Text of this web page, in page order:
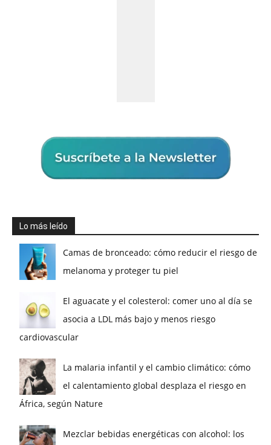
Lo más leído
Camas de bronceado: cómo reducir el riesgo de
melanoma y proteger tu piel
El aguacate y el colesterol: comer uno al día se
asocia a LDL más bajo y menos riesgo
cardiovascular
La malaria infantil y el cambio climático: cómo
el calentamiento global desplaza el riesgo en
África, según Nature
Mezclar bebidas energéticas con alcohol: los